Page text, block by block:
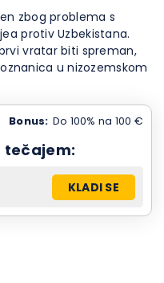
zbog problema s
protiv Uzbekistana.
vratar biti spreman,
u nizozemskom
Bonus: Do 100% na 100 €
tečajem:
KLADI SE